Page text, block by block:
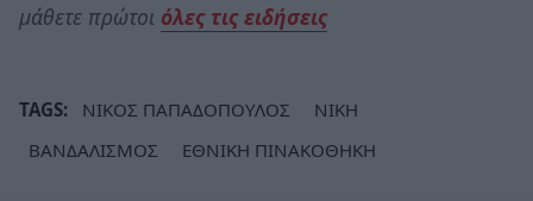
μάθετε πρώτοι όλες τις ειδήσεις
TAGS: ΝΙΚΟΣ ΠΑΠΑΔΟΠΟΥΛΟΣ
ΝΙΚΗ
ΒΑΝΔΑΛΙΣΜΟΣ
ΕΘΝΙΚΗ ΠΙΝΑΚΟΘΗΚΗ